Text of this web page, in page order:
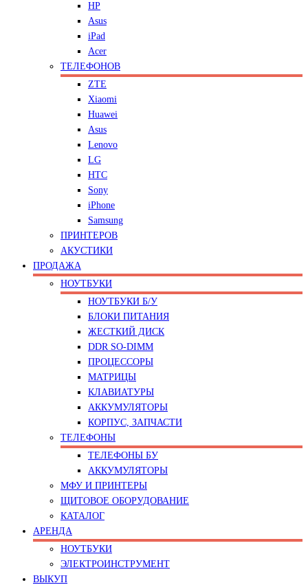
HP
Asus
iPad
Acer
ТЕЛЕФОНОВ
ZTE
Xiaomi
Huawei
Asus
Lenovo
LG
HTC
Sony
iPhone
Samsung
ПРИНТЕРОВ
АКУСТИКИ
ПРОДАЖА
НОУТБУКИ
НОУТБУКИ Б/У
БЛОКИ ПИТАНИЯ
ЖЕСТКИЙ ДИСК
DDR SO-DIMM
ПРОЦЕССОРЫ
МАТРИЦЫ
КЛАВИАТУРЫ
АККУМУЛЯТОРЫ
КОРПУС, ЗАПЧАСТИ
ТЕЛЕФОНЫ
ТЕЛЕФОНЫ БУ
АККУМУЛЯТОРЫ
МФУ И ПРИНТЕРЫ
ЩИТОВОЕ ОБОРУДОВАНИЕ
КАТАЛОГ
АРЕНДА
НОУТБУКИ
ЭЛЕКТРОИНСТРУМЕНТ
ВЫКУП